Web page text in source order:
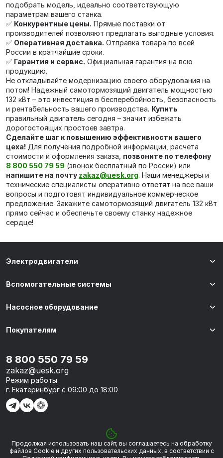
подобрать модель, идеально соответствующую
параметрам вашего станка.
✅ Конкурентные цены. Прямые поставки от
производителей позволяют предлагать выгодные условия.
✅ Оперативная доставка. Отправка товара по всей
России в кратчайшие сроки.
✅ Гарантия и сервис. Официальная гарантия на всю
продукцию.
Не откладывайте модернизацию своего оборудования на
потом! Надежный самотормозящий двигатель мощностью
132 кВт – это инвестиция в бесперебойность, безопасность
и рентабельность вашего производства. Купить
правильный двигатель сегодня – значит избежать
дорогостоящих простоев завтра.
Сделайте шаг к повышению эффективности вашего
цеха! Для получения подробной информации, расчета
стоимости и оформления заказа, позвоните по телефону
8 800 550 79 59 (звонок бесплатный по России) или
напишите на почту zakaz@uesk.org. Наши менеджеры и
технические специалисты оперативно ответят на все ваши
вопросы и подготовят индивидуальное коммерческое
предложение. Закажите самотормозящий двигатель 132 кВт
прямо сейчас и обеспечьте своему станку надежное
сердце!
© 2026 «УЭСК-ТЕХНОЛОГИИ»
Электродвигатели
Вспомогательные системы
Насосное оборудование
Покупателям
8 800 550 79 59
zakaz@uesk.org
Режим работы
г. Екатеринбург с 09:00 до 18:00
Продолжая использовать наш сайт, вы соглашаетесь на обработку
файлов Сookie и других пользовательских данных, в соответствии с